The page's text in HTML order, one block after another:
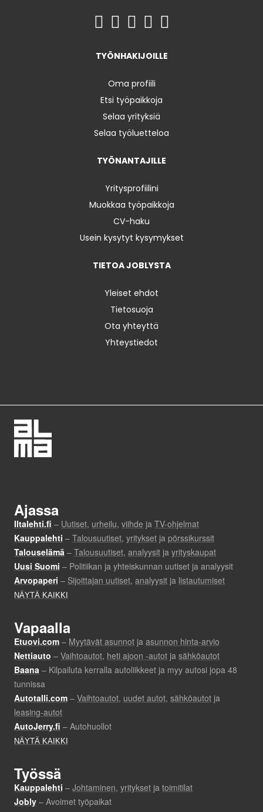
TYÖNHAKIJOILLE
Oma profiili
Etsi työpaikkoja
Selaa yrityksiä
Selaa työluetteloa
TYÖNANTAJILLE
Yritysprofiilini
Muokkaa työpaikkoja
CV-haku
Usein kysytyt kysymykset
TIETOA JOBLYSTA
Yleiset ehdot
Tietosuoja
Ota yhteyttä
Yhteystiedot